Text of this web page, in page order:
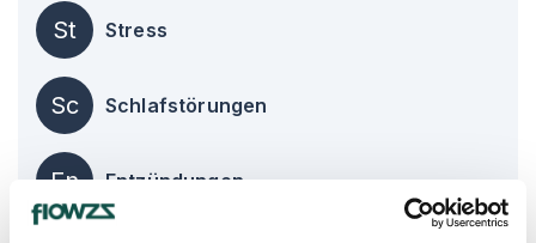
St Stress
Sc Schlafstörungen
En Entzündungen